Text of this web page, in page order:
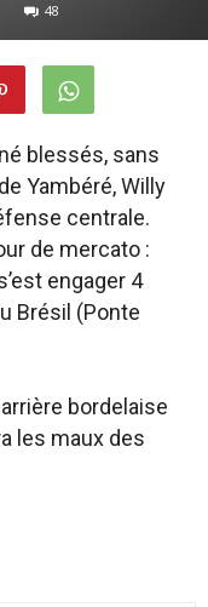
48
blessés, sans
Yambéré, Willy
centrale.
de mercato :
engager 4
Brésil (Ponte
bordelaise
les maux des